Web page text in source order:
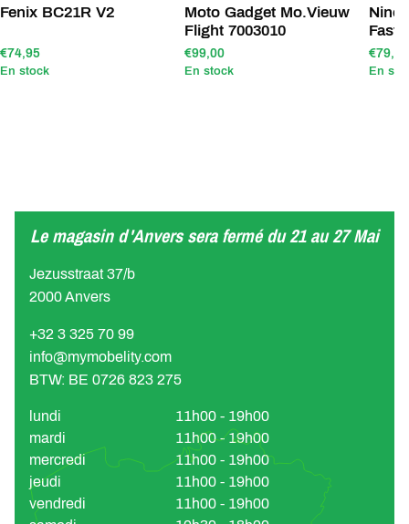
Fenix BC21R V2
€74,95
En stock
Moto Gadget Mo.Vieuw
Flight 7003010
€99,00
En stock
Fast
€79,00
En
Le magasin d'Anvers sera fermé du 21 au 27 Mai
Jezusstraat 37/b
2000 Anvers
+32 3 325 70 99
info@mymobelity.com
BTW: BE 0726 823 275
lundi
11h00 - 19h00
mardi
11h00 - 19h00
mercredi
11h00 - 19h00
jeudi
11h00 - 19h00
vendredi
11h00 - 19h00